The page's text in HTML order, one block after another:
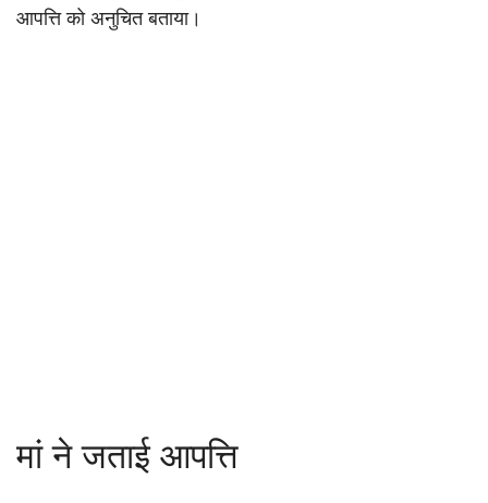
आपत्ति को अनुचित बताया।
मां ने जताई आपत्ति